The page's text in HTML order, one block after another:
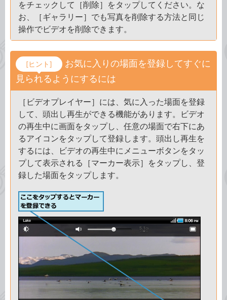
をチェックして［削除］をタップしてください。な
お、［ギャラリー］でも写真を削除する方法と同じ
操作でビデオを削除できます。
[ヒント]
お気に入りの場面を登録してすぐに
見られるようにするには
［ビデオプレイヤー］には、気に入った場面を登録
して、頭出し再生ができる機能があります。ビデオ
の再生中に画面をタップし、任意の場面で右下にあ
るアイコンをタップして登録します。頭出し再生を
するには、ビデオの再生中にメニューボタンをタッ
プして表示される［マーカー表示］をタップし、登
録した場面をタップします。